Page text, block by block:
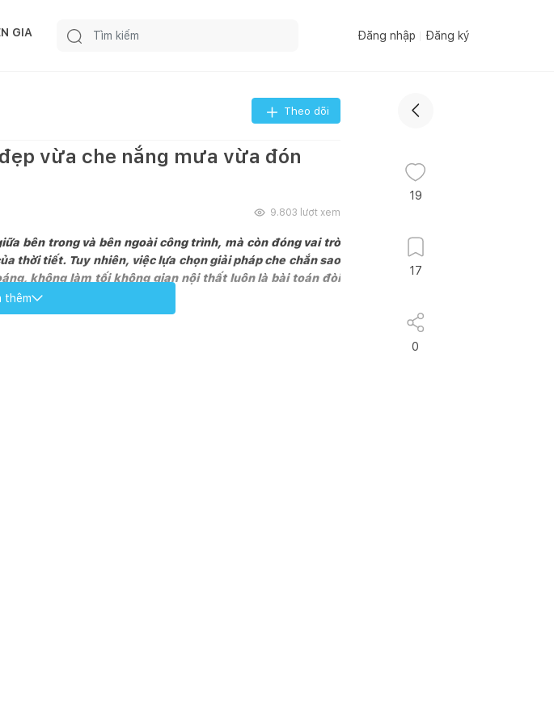
GIA Đăng nhập Đăng ký
Theo dõi
vừa che nắng mưa vừa đón
9.803 lượt xem
bên trong và bên ngoài công trình, mà còn đóng vai trò
thời tiết. Tuy nhiên, việc lựa chọn giải pháp che chắn sao
không làm tối không gian nội thất luôn là bài toán đòi
thêm
19
17
0